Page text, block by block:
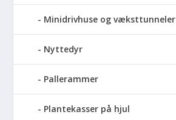
Minidrivhuse og væksttunneler
Nyttedyr
Pallerammer
Plantekasser på hjul